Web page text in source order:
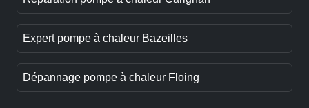
Expert pompe à chaleur Bazeilles
Dépannage pompe à chaleur Floing